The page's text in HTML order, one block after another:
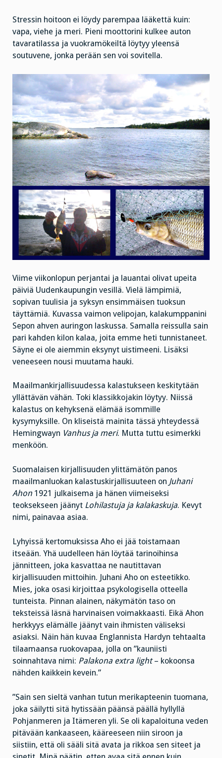
Stressin hoitoon ei löydy parempaa lääkettä kuin:
vapa, viehe ja meri. Pieni moottorini kulkee auton
tavaratilassa ja vuokramökeiltä löytyy yleensä
soutuvene, jonka perään sen voi sovitella.
Viime viikonlopun perjantai ja lauantai olivat upeita
päiviä Uudenkaupungin vesillä. Vielä lämpimiä,
sopivan tuulisia ja syksyn ensimmäisen tuoksun
täyttämiä. Kuvassa vaimon velipojan, kalakumppanini
Sepon ahven auringon laskussa. Samalla reissulla sain
pari kahden kilon kalaa, joita emme heti tunnistaneet.
Säyne ei ole aiemmin eksynyt uistimeeni. Lisäksi
veneeseen nousi muutama hauki.
Maailmankirjallisuudessa kalastukseen keskitytään
yllättävän vähän. Toki klassikkojakin löytyy. Niissä
kalastus on kehyksenä elämää isommille
kysymyksille. On kliseistä mainita tässä yhteydessä
Hemingwayn Vanhus ja meri. Mutta tuttu esimerkki
menköön.
Suomalaisen kirjallisuuden ylittämätön panos
maailmanluokan kalastuskirjallisuuteen on Juhani
Ahon 1921 julkaisema ja hänen viimeiseksi
teoksekseen jäänyt Lohilastuja ja kalakaskuja. Kevyt
nimi, painavaa asiaa.
Lyhyissä kertomuksissa Aho ei jää toistamaan
itseään. Yhä uudelleen hän löytää tarinoihinsa
jännitteen, joka kasvattaa ne nautittavan
kirjallisuuden mittoihin. Juhani Aho on esteetikko.
Mies, joka osasi kirjoittaa psykologisella otteella
tunteista. Pinnan alainen, näkymätön taso on
teksteissä läsnä harvinaisen voimakkaasti. Eikä Ahon
herkkyys elämälle jäänyt vain ihmisten väliseksi
asiaksi. Näin hän kuvaa Englannista Hardyn tehtaalta
tilaamaansa ruokovapaa, jolla on ”kauniisti
soinnahtava nimi: Palakona extra light– kokoonsa
nähden kaikkein kevein.”
”Sain sen sieltä vanhan tutun merikapteenin tuomana,
joka säilytti sitä hytissään päänsä päällä hyllyllä
Pohjanmeren ja Itämeren yli. Se oli kapaloituna veden
pitävään kankaaseen, kääreeseen niin siroon ja
siistiin, että oli sääli sitä avata ja rikkoa sen siteet ja